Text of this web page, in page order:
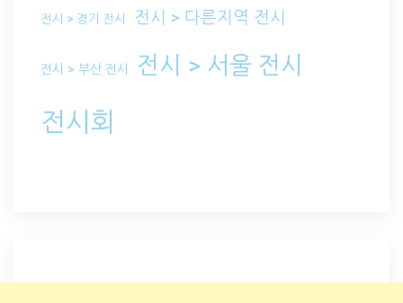
전시 > 경기 전시 전시 > 다른지역 전시
전시 > 부산 전시 전시 > 서울 전시
전시회